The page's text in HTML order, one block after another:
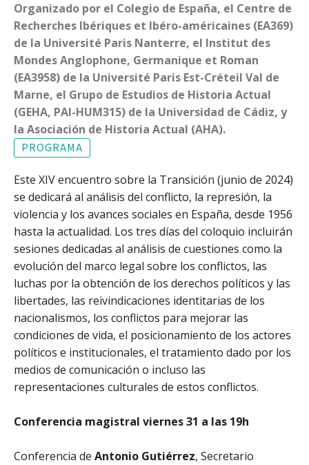
Organizado por el Colegio de España, el Centre de
Recherches Ibériques et Ibéro-américaines (EA369)
de la Université Paris Nanterre, el Institut des
Mondes Anglophone, Germanique et Roman
(EA3958) de la Université Paris Est-Créteil Val de
Marne, el Grupo de Estudios de Historia Actual
(GEHA, PAI-HUM315) de la Universidad de Cádiz, y
la Asociación de Historia Actual (AHA).
PROGRAMA
Este XIV encuentro sobre la Transición (junio de 2024)
se dedicará al análisis del conflicto, la represión, la
violencia y los avances sociales en España, desde 1956
hasta la actualidad. Los tres días del coloquio incluirán
sesiones dedicadas al análisis de cuestiones como la
evolución del marco legal sobre los conflictos, las
luchas por la obtención de los derechos políticos y las
libertades, las reivindicaciones identitarias de los
nacionalismos, los conflictos para mejorar las
condiciones de vida, el posicionamiento de los actores
políticos e institucionales, el tratamiento dado por los
medios de comunicación o incluso las
representaciones culturales de estos conflictos.
Conferencia magistral viernes 31 a las 19h
Conferencia de Antonio Gutiérrez, Secretario